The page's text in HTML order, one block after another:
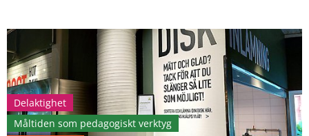
Delaktighet
Måltiden som pedagogiskt verktyg